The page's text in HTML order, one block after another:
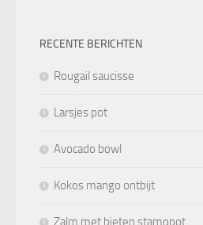
RECENTE BERICHTEN
Rougail saucisse
Larsjes pot
Avocado bowl
Kokos mango ontbijt
Zalm met bieten stamppot